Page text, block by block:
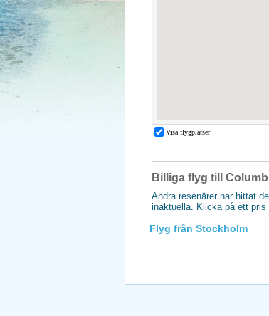
Billiga flyg till
Andra resenärer har hittat
inaktuella. Klicka på ett pris
Flyg från Stockholm